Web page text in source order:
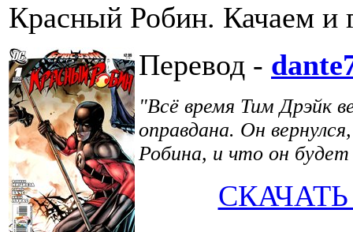
Красный Робин. Качаем и
Перевод -
"Всё время Тим Дрэйк
оправдана. Он
Робина, и что он